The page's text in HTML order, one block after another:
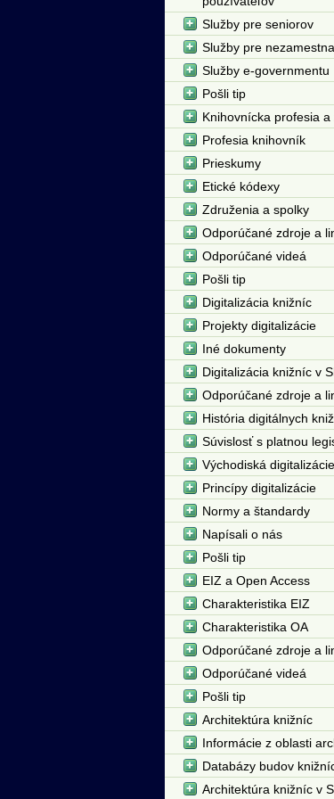
Služby pre seniorov
Služby pre
Služby e-governmentu
Pošli tip
Knihovnícka profesia a
Profesia knihovník
Prieskumy
Etické kódexy
Združenia a spolky
Odporúčané zdroje a
Odporúčané videá
Pošli tip
Digitalizácia knižníc
Projekty digitalizácie
Iné dokumenty
Digitalizácia knižníc v
Odporúčané zdroje a
História digitálnych
Súvislosť s platnou
Východiská digitalizácie
Princípy digitalizácie
Normy a štandardy
Napísali o nás
Pošli tip
EIZ a Open Access
Charakteristika EIZ
Charakteristika OA
Odporúčané zdroje a
Odporúčané videá
Pošli tip
Architektúra knižníc
Informácie z oblasti
Databázy budov
Architektúra knižníc v